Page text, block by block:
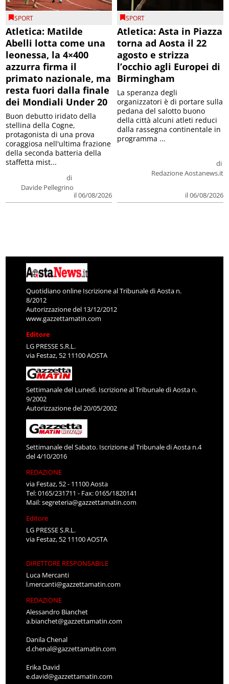
SPORT
Atletica: Matilde
Abelli lotta come una
leonessa, la 4×400
azzurra firma il
primato nazionale, ma
resta fuori dalla finale
dei Mondiali Under 20
di
Davide Pellegrino
il 06/08/2026
Buon debutto iridato della
stellina della Cogne,
protagonista di una prova
coraggiosa nell'ultima frazione
della seconda batteria della
staffetta mist...
SPORT
Atletica: Asta in Piazza
torna ad Aosta il 22
agosto e strizza
l’occhio agli Europei di
Birmingham
di
Redazione Aostanews.it
il 06/08/2026
La speranza degli
organizzatori è di portare sulla
pedana del salotto buono
della città alcuni atleti reduci
dalla rassegna continentale in
programma ...
Quotidiano online Iscrizione al Tribunale di Aosta n.
8/2012
Autorizzazione del 13/12/2012
www.gazzettamatin.com
Editore
LG PRESSE S.R.L.
via Festaz, 52 11100 AOSTA
Settimanale del Lunedì. Iscrizione al Tribunale di Aosta n.
9/2002
Autorizzazione del 20/05/2002
Settimanale del Sabato. Iscrizione al Tribunale di Aosta n.4
del 4/10/2016
REDAZIONE
via Festaz, 52 - 11100 Aosta
Tel: 0165/231711 - Fax: 0165/1820141
Mail:segreteria@gazzettamatin.com
Editore
LG PRESSE S.R.L.
via Festaz, 52 11100 AOSTA
DIRETTORE RESPONSABILE
Luca Mercanti
l.mercanti@gazzettamatin.com
REDAZIONE
Alessandro Bianchet
a.bianchet@gazzettamatin.com
Danila Chenal
d.chenal@gazzettamatin.com
Erika David
e.david@gazzettamatin.com